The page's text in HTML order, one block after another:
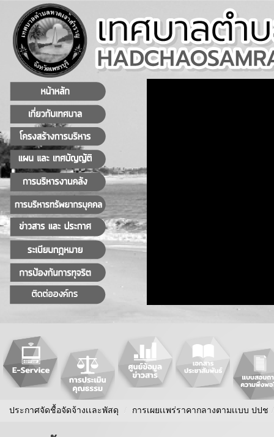
ประกาศจัดชื้อจัดจ้างเเละพัสดุ / การเผยเเพร่ราคากลางตามเเบบ ปปช /